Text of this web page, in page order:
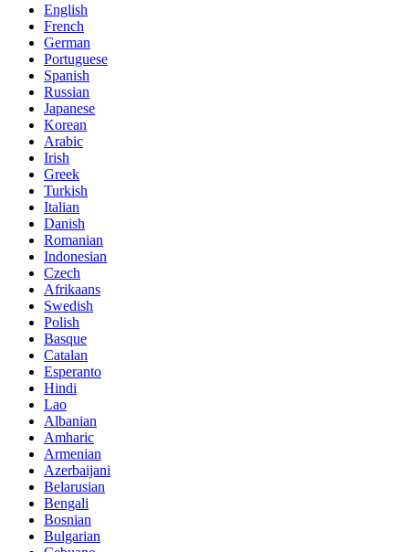
English
French
German
Portuguese
Spanish
Russian
Japanese
Korean
Arabic
Irish
Greek
Turkish
Italian
Danish
Romanian
Indonesian
Czech
Afrikaans
Swedish
Polish
Basque
Catalan
Esperanto
Hindi
Lao
Albanian
Amharic
Armenian
Azerbaijani
Belarusian
Bengali
Bosnian
Bulgarian